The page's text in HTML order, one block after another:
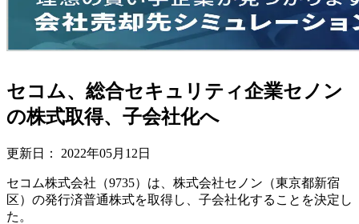
セコム、総合セキュリティ企業セノン
の株式取得、子会社化へ
更新日： 2022年05月12日
セコム株式会社（9735）は、株式会社セノン（東京都新宿
区）の発行済普通株式を取得し、子会社化することを決定し
た。